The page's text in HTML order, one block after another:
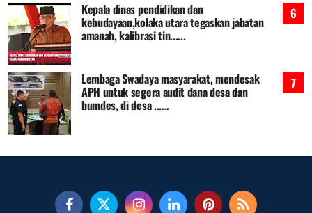
Kepala dinas pendidikan dan
kebudayaan,kolaka utara tegaskan jabatan
amanah, kalibrasi tin......
Lembaga Swadaya masyarakat, mendesak
APH untuk segera audit dana desa dan
bumdes, di desa ......